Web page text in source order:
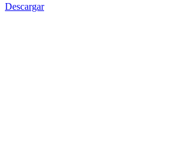
Descargar